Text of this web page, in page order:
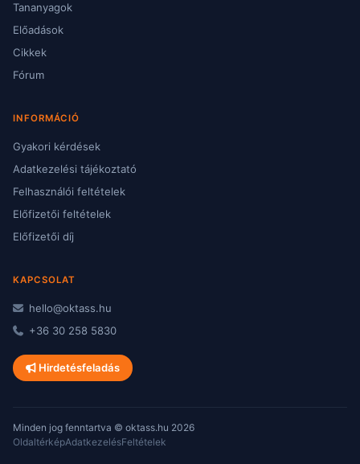
Tananyagok
Előadások
Cikkek
Fórum
INFORMÁCIÓ
Gyakori kérdések
Adatkezelési tájékoztató
Felhasználói feltételek
Előfizetői feltételek
Előfizetői díj
KAPCSOLAT
hello@oktass.hu
+36 30 258 5830
Hirdetésfeladás
Minden jog fenntartva © oktass.hu 2026
OldaltérképAdatkezelésFeltételek